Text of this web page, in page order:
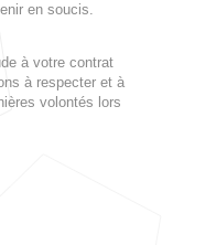
en soucis.
à votre contrat
à respecter et à
volontés lors